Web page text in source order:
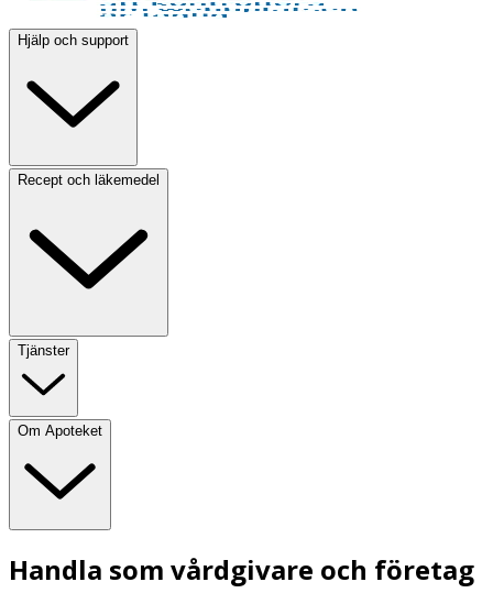
Hjälp och support
Recept och läkemedel
Tjänster
Om Apoteket
Handla som vårdgivare och företag